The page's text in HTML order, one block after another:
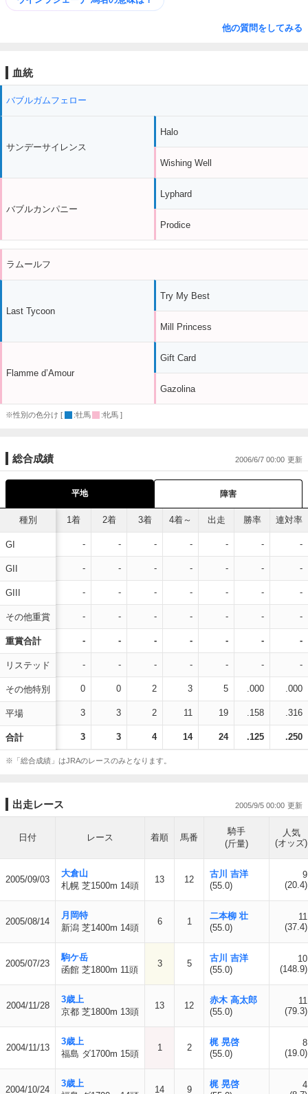
他の質問をしてみる
血統
バブルガムフェロー
サンデーサイレンス
バブルカンパニー
Halo
Wishing Well
Lyphard
Prodice
ラムールフ
Last Tycoon
Flamme d’Amour
Try My Best
Mill Princess
Gift Card
Gazolina
※性別の色分け [ :牡馬 :牝馬 ]
総合成績 2006/6/7 00:00
平地 障害
種別
GI
GII
GIII
その他重賞
重賞合計
リステッド
その他特別
平場
合計
1着 2着 3着 4着～ 出走 勝率 連対率
- - - - - - -
- - - - - - -
- - - - - - -
- - - - - - -
- - - - - - -
- - - - - - -
0 0 2 3 5 .000 .000
3 3 2 11 19 .158 .316
3 3 4 14 24 .125 .250
※「総合成績」はJRAのレースのみとなります。
出走レース 2005/9/5 00:00
日付 レース 着順 馬番
騎手
(斤量)
人気
(オッズ)
2005/09/03
大倉山
札幌 芝1500m 14頭
13 12
古川 吉洋
(55.0)
9
(20.4)
2005/08/14
月岡特
新潟 芝1400m 14頭
6 1
二本柳 壮
(55.0)
11
(37.4)
2005/07/23
駒ケ岳
函館 芝1800m 11頭
3 5
古川 吉洋
(55.0)
10
(148.9)
2004/11/28
3歳上
京都 芝1800m 13頭
13 12
赤木 高太郎
(55.0)
11
(79.3)
2004/11/13
3歳上
福島 ダ1700m 15頭
1 2
梶 晃啓
(55.0)
8
(19.0)
2004/10/24
3歳上
14 9
梶 晃啓
4